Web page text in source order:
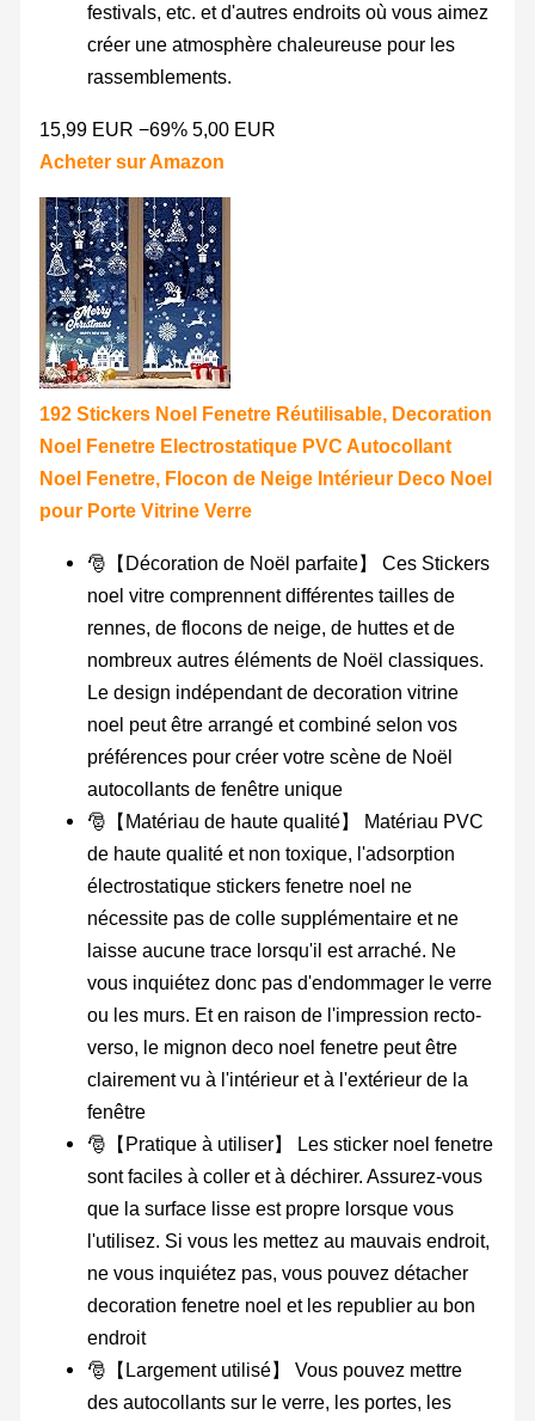
festivals, etc. et d'autres endroits où vous aimez
créer une atmosphère chaleureuse pour les
rassemblements.
15,99 EUR −69% 5,00 EUR
Acheter sur Amazon
192 Stickers Noel Fenetre Réutilisable, Decoration
Noel Fenetre Electrostatique PVC Autocollant
Noel Fenetre, Flocon de Neige Intérieur Deco Noel
pour Porte Vitrine Verre
🎅【Décoration de Noël parfaite】 Ces Stickers
noel vitre comprennent différentes tailles de
rennes, de flocons de neige, de huttes et de
nombreux autres éléments de Noël classiques.
Le design indépendant de decoration vitrine
noel peut être arrangé et combiné selon vos
préférences pour créer votre scène de Noël
autocollants de fenêtre unique
🎅【Matériau de haute qualité】 Matériau PVC
de haute qualité et non toxique, l'adsorption
électrostatique stickers fenetre noel ne
nécessite pas de colle supplémentaire et ne
laisse aucune trace lorsqu'il est arraché. Ne
vous inquiétez donc pas d'endommager le verre
ou les murs. Et en raison de l'impression recto-
verso, le mignon deco noel fenetre peut être
clairement vu à l'intérieur et à l'extérieur de la
fenêtre
🎅【Pratique à utiliser】 Les sticker noel fenetre
sont faciles à coller et à déchirer. Assurez-vous
que la surface lisse est propre lorsque vous
l'utilisez. Si vous les mettez au mauvais endroit,
ne vous inquiétez pas, vous pouvez détacher
decoration fenetre noel et les republier au bon
endroit
🎅【Largement utilisé】 Vous pouvez mettre
des autocollants sur le verre, les portes, les